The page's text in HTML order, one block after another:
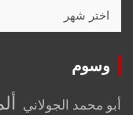
وسوم
أبو محمد الجولاني